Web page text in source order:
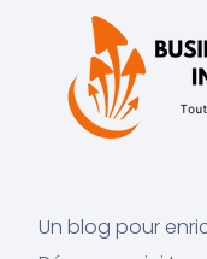
Un blog pour